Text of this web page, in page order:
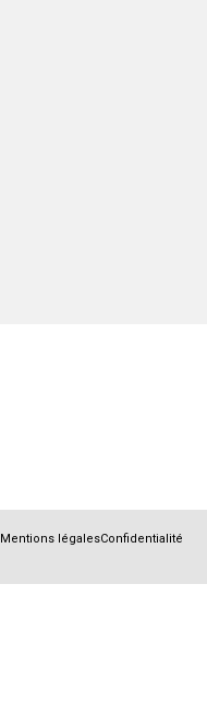
Mentions légalesConfidentialité